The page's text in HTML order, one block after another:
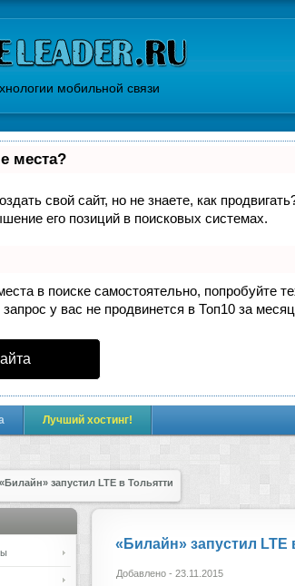
мобильной связи
места?
свой сайт, но не знаете, как
его позиций в поисковых системах.
в поиске самостоятельно, попробуйте
у вас не продвинется в Топ10 за
Лучший хостинг!
запустил LTE в Тольятти
«Билайн» запустил LTE
Добавлено - 23.11.2015